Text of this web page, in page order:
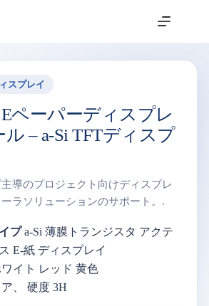
スプレイ
ペーパーディスプレ
– a-Si TFTディスプ
導のプロジェクト向けディスプレ
ラソリューションのサポート。.
プ a-Si 薄膜トランジスタ アクテ
E-紙 ディスプレイ
イト レッド 黄色
、 硬度 3H